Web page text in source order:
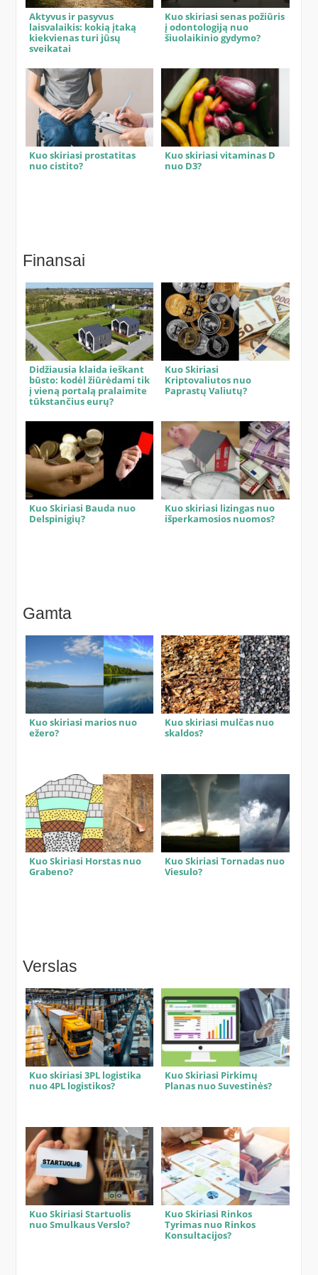
Aktyvus ir pasyvus
laisvalaikis: kokią įtaką
kiekvienas turi jūsų
sveikatai
Kuo skiriasi senas požiūris
į odontologiją nuo
šiuolaikinio gydymo?
Kuo skiriasi prostatitas
nuo cistito?
Kuo skiriasi vitaminas D
nuo D3?
Finansai
Didžiausia klaida ieškant
būsto: kodėl žiūrėdami tik
į vieną portalą pralaimite
tūkstančius eurų?
Kuo Skiriasi
Kriptovaliutos nuo
Paprastų Valiutų?
Kuo Skiriasi Bauda nuo
Delspinigių?
Kuo skiriasi lizingas nuo
išperkamosios nuomos?
Gamta
Kuo skiriasi marios nuo
ežero?
Kuo skiriasi mulčas nuo
skaldos?
Kuo Skiriasi Horstas nuo
Grabeno?
Kuo Skiriasi Tornadas nuo
Viesulo?
Verslas
Kuo skiriasi 3PL logistika
nuo 4PL logistikos?
Kuo Skiriasi Pirkimų
Planas nuo Suvestinės?
Kuo Skiriasi Startuolis
nuo Smulkaus Verslo?
Kuo Skiriasi Rinkos
Tyrimas nuo Rinkos
Konsultacijos?